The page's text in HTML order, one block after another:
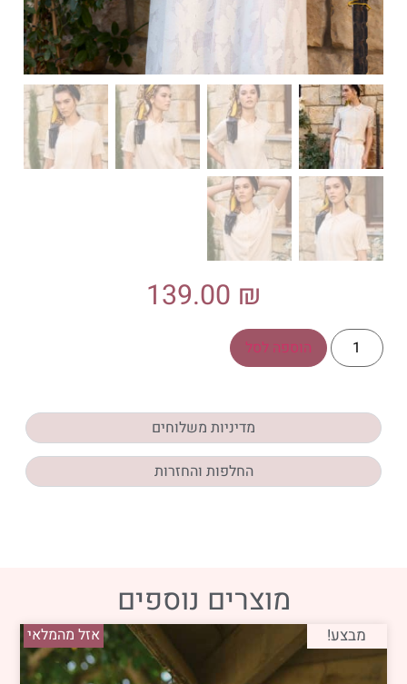
139.00 ₪
הוספה לסל
מדיניות משלוחים
החלפות והחזרות
מוצרים נוספים
אזל מהמלאי מבצע!